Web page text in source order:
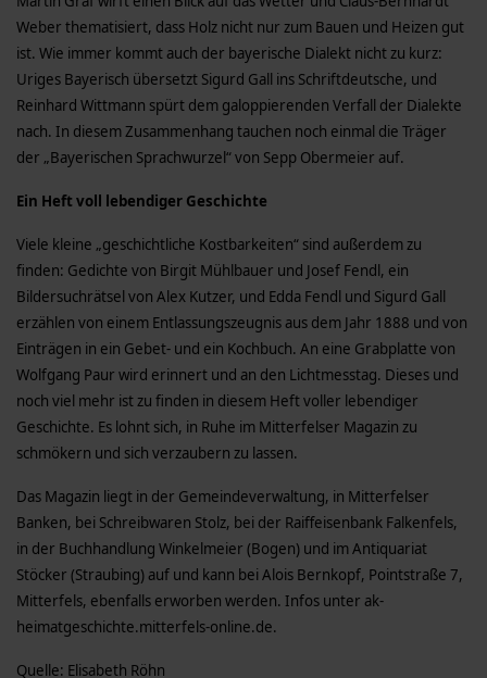
Weber thematisiert, dass Holz nicht nur zum Bauen und Heizen gut
ist. Wie immer kommt auch der bayerische Dialekt nicht zu kurz:
Uriges Bayerisch übersetzt Sigurd Gall ins Schriftdeutsche, und
Reinhard Wittmann spürt dem galoppierenden Verfall der Dialekte
nach. In diesem Zusammenhang tauchen noch einmal die Träger
der „Bayerischen Sprachwurzel“ von Sepp Obermeier auf.
Ein Heft voll lebendiger Geschichte
Viele kleine „geschichtliche Kostbarkeiten“ sind außerdem zu
finden: Gedichte von Birgit Mühlbauer und Josef Fendl, ein
Bildersuchrätsel von Alex Kutzer, und Edda Fendl und Sigurd Gall
erzählen von einem Entlassungszeugnis aus dem Jahr 1888 und von
Einträgen in ein Gebet- und ein Kochbuch. An eine Grabplatte von
Wolfgang Paur wird erinnert und an den Lichtmesstag. Dieses und
noch viel mehr ist zu finden in diesem Heft voller lebendiger
Geschichte. Es lohnt sich, in Ruhe im Mitterfelser Magazin zu
schmökern und sich verzaubern zu lassen.
Das Magazin liegt in der Gemeindeverwaltung, in Mitterfelser
Banken, bei Schreibwaren Stolz, bei der Raiffeisenbank Falkenfels,
in der Buchhandlung Winkelmeier (Bogen) und im Antiquariat
Stöcker (Straubing) auf und kann bei Alois Bernkopf, Pointstraße 7,
Mitterfels, ebenfalls erworben werden. Infos unter ak-
heimatgeschichte.mitterfels-online.de.
Quelle: Elisabeth Röhn